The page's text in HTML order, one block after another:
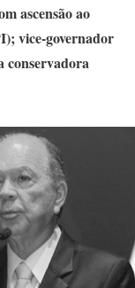
ascensão ao
vice-governador
conservadora